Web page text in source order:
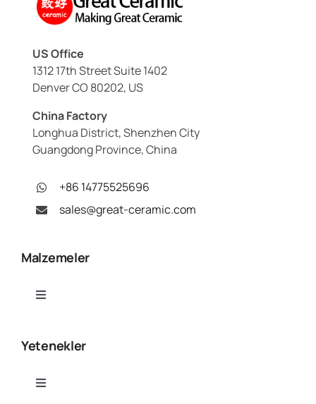
US Office
1312 17th Street Suite 1402
Denver CO 80202, US
China Factory
Longhua District, Shenzhen City
Guangdong Province, China
+86 14775525696
sales@great-ceramic.com
Malzemeler
Toggle
Alüminyum Nitrür (AlN)
Yetenekler
Toggle